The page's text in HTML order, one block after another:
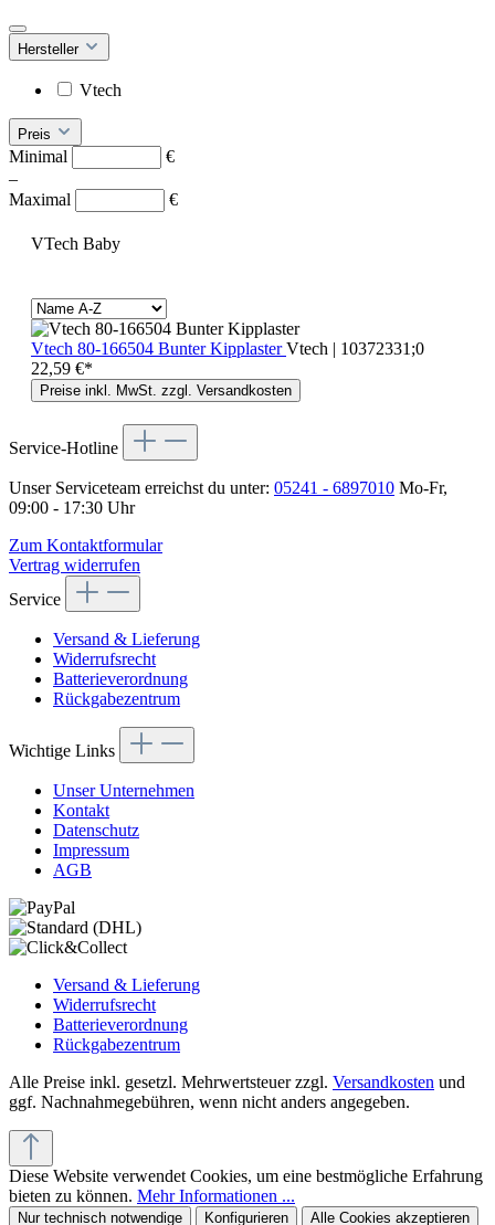
Hersteller
Vtech
Preis
Minimal
€
–
Maximal
€
VTech Baby
Vtech 80-166504 Bunter KipplasterVtech | 10372331;0
22,59 €*
Preise inkl. MwSt. zzgl. Versandkosten
Service-Hotline
Unser Serviceteam erreichst du unter: 05241 - 6897010 Mo-Fr,
09:00 - 17:30 Uhr
Zum Kontaktformular
Vertrag widerrufen
Service
Versand & Lieferung
Widerrufsrecht
Batterieverordnung
Rückgabezentrum
Wichtige Links
Unser Unternehmen
Kontakt
Datenschutz
Impressum
AGB
Versand & Lieferung
Widerrufsrecht
Batterieverordnung
Rückgabezentrum
Alle Preise inkl. gesetzl. Mehrwertsteuer zzgl. Versandkosten und
ggf. Nachnahmegebühren, wenn nicht anders angegeben.
Diese Website verwendet Cookies, um eine bestmögliche Erfahrung
bieten zu können. Mehr Informationen ...
Nur technisch notwendige Konfigurieren Alle Cookies akzeptieren